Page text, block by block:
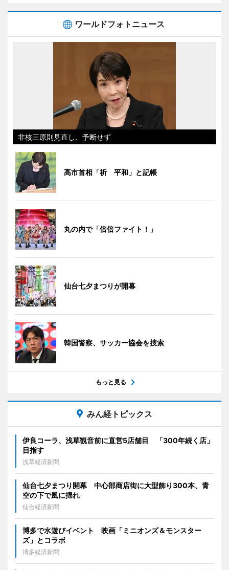
ワールドフォトニュース
非核三原則見直し、予断せず
高市首相「祈 平和」と記帳
丸の内で「倍倍ファイト！」
仙台七夕まつりが開幕
韓国警察、サッカー協会を捜索
もっと見る
みん経トピックス
伊良コーラ、浅草観音前に直営5店舗目 「300年続く店」
目指す
浅草経済新聞
仙台七夕まつり開幕 中心部商店街に大型飾り300本、青
空の下で風に揺れ
仙台経済新聞
博多で水遊びイベント 映画「ミニオンズ＆モンスター
ズ」とコラボ
博多経済新聞